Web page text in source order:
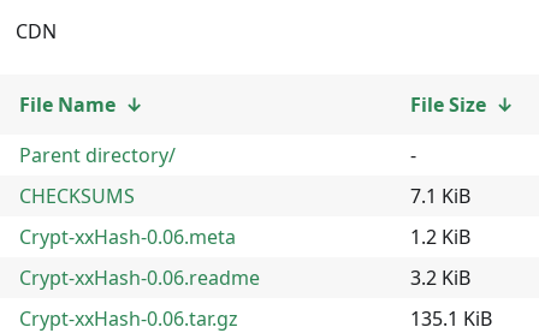
CDN
File Name ↓ File Size ↓
Parent directory/
-
CHECKSUMS
7.1 KiB
Crypt-xxHash-0.06.meta
1.2 KiB
Crypt-xxHash-0.06.readme
3.2 KiB
Crypt-xxHash-0.06.tar.gz
135.1 KiB